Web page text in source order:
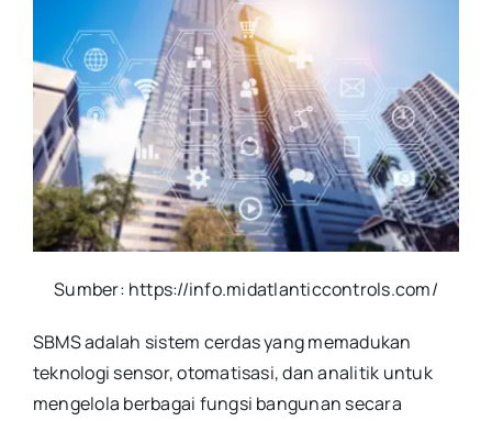
Sumber: https://info.midatlanticcontrols.com/
SBMS adalah sistem cerdas yang memadukan
teknologi sensor, otomatisasi, dan analitik untuk
mengelola berbagai fungsi bangunan secara